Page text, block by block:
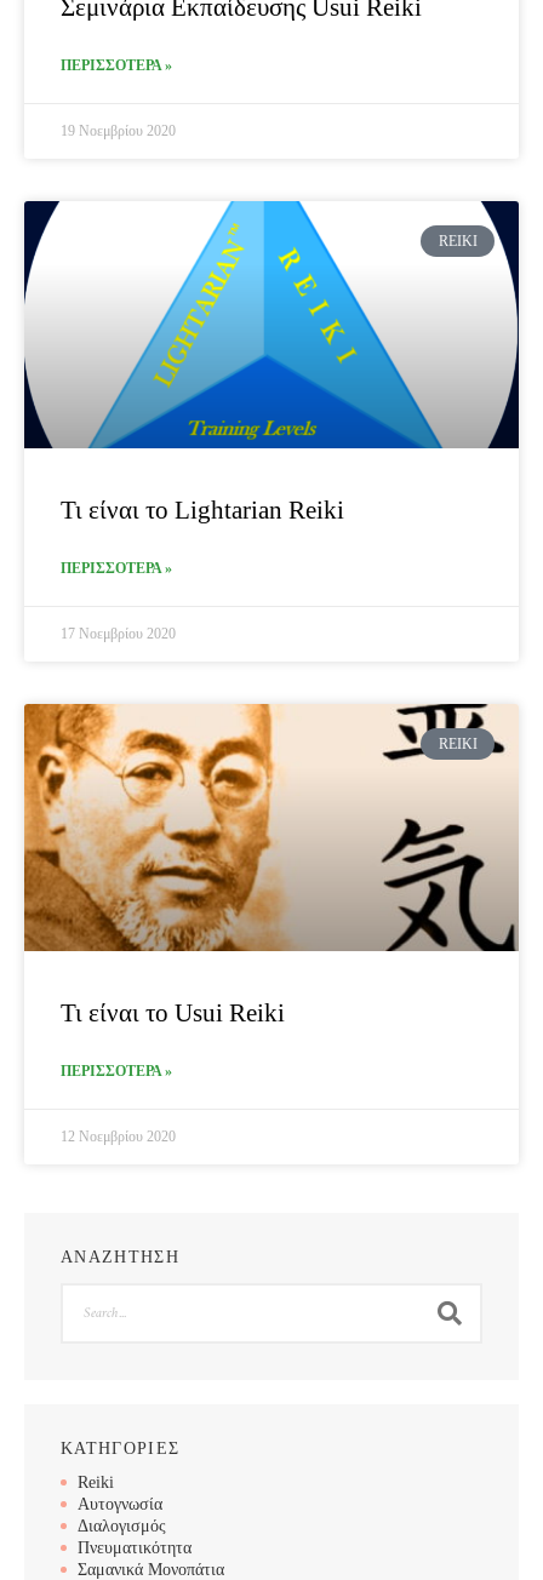
Σεμινάρια Εκπαίδευσης Usui Reiki
ΠΕΡΙΣΣΟΤΕΡΑ »
19 Νοεμβρίου 2020
REIKI
Τι είναι το Lightarian Reiki
ΠΕΡΙΣΣΟΤΕΡΑ »
17 Νοεμβρίου 2020
REIKI
Τι είναι το Usui Reiki
ΠΕΡΙΣΣΟΤΕΡΑ »
12 Νοεμβρίου 2020
ΑΝΑΖΗΤΗΣΗ
ΚΑΤΗΓΟΡΙΕΣ
Reiki
Αυτογνωσία
Διαλογισμός
Πνευματικότητα
Σαμανικά Μονοπάτια